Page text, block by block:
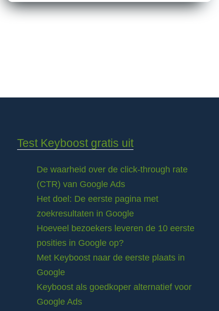
Test Keyboost gratis uit
De waarheid over de click-through rate
(CTR) van Google Ads
Het doel: De eerste pagina met
zoekresultaten in Google
Hoeveel bezoekers leveren de 10 eerste
posities in Google op?
Met Keyboost naar de eerste plaats in
Google
Keyboost als goedkoper alternatief voor
Google Ads